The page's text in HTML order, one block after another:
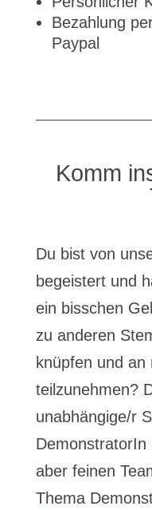
Bezahlung
Paypal
Komm
Du bist von
begeistert und
ein bisschen
zu anderen
knüpfen und
teilzunehmen?
unabhängige/r
DemonstratorIn
aber feinen
Thema